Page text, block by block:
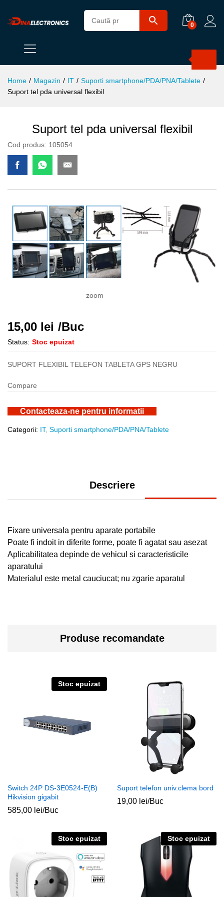
0
Home / Magazin / IT / Suporti smartphone/PDA/PNA/Tablete /
Suport tel pda universal flexibil
Suport tel pda universal flexibil
Cod produs: 105054
zoom
15,00 lei /Buc
Status: Stoc epuizat
SUPORT FLEXIBIL TELEFON TABLETA GPS NEGRU
Compare
Contacteaza-ne pentru informatii
Categorii: IT, Suporti smartphone/PDA/PNA/Tablete
Descriere
Fixare universala pentru aparate portabile
Poate fi indoit in diferite forme, poate fi agatat sau asezat
Aplicabilitatea depinde de vehicul si caracteristicile
aparatului
Materialul este metal cauciucat; nu zgarie aparatul
Produse recomandate
Stoc epuizat
Switch 24P DS-3E0524-E(B)
Hikvision gigabit
585,00 lei/Buc
Suport telefon univ.clema bord
19,00 lei/Buc
Stoc epuizat Stoc epuizat